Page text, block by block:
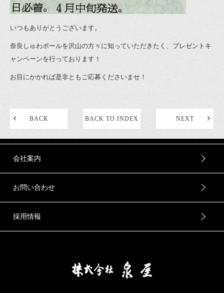
いつもありがとうございます。
奈良しゅわボールを沢山の方々に知っていただきたく、プレゼントキ
ャンペーンを行っております！
お目にかかれば是非ともご応募くださいませ！
BACK BACK TO INDEX NEXT
会社案内
お問い合わせ
採用情報